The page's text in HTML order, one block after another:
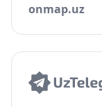
onmap.uz